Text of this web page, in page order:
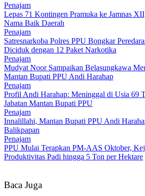
Penajam
Lepas 71 Kontingen Pramuka ke Jamnas
Nama Baik Daerah
Penajam
Satresnarkoba Polres PPU Bongkar
Diciduk dengan 12 Paket Narkotika
Penajam
Mudyat Noor Sampaikan Belasungkawa
Mantan Bupati PPU Andi Harahap
Penajam
Profil Andi Harahap: Meninggal di Usia 69
Jabatan Mantan Bupati PPU
Penajam
Innalillahi, Mantan Bupati PPU Andi
Balikpapan
Penajam
PPU Mulai Terapkan PM-AAS Oktober,
Produktivitas Padi hingga 5 Ton per Hektare
Baca Juga